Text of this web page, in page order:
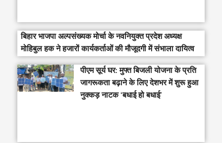
बिहार भाजपा अल्पसंख्यक मोर्चा के नवनियुक्त प्रदेश अध्यक्ष
मोहिबुल हक ने हजारों कार्यकर्ताओं की मौजूदगी में संभाला दायित्व
पीएम सूर्य घर: मुफ्त बिजली योजना के प्रति
जागरूकता बढ़ाने के लिए देशभर में शुरू हुआ
नुक्कड़ नाटक ‘बधाई हो बधाई’